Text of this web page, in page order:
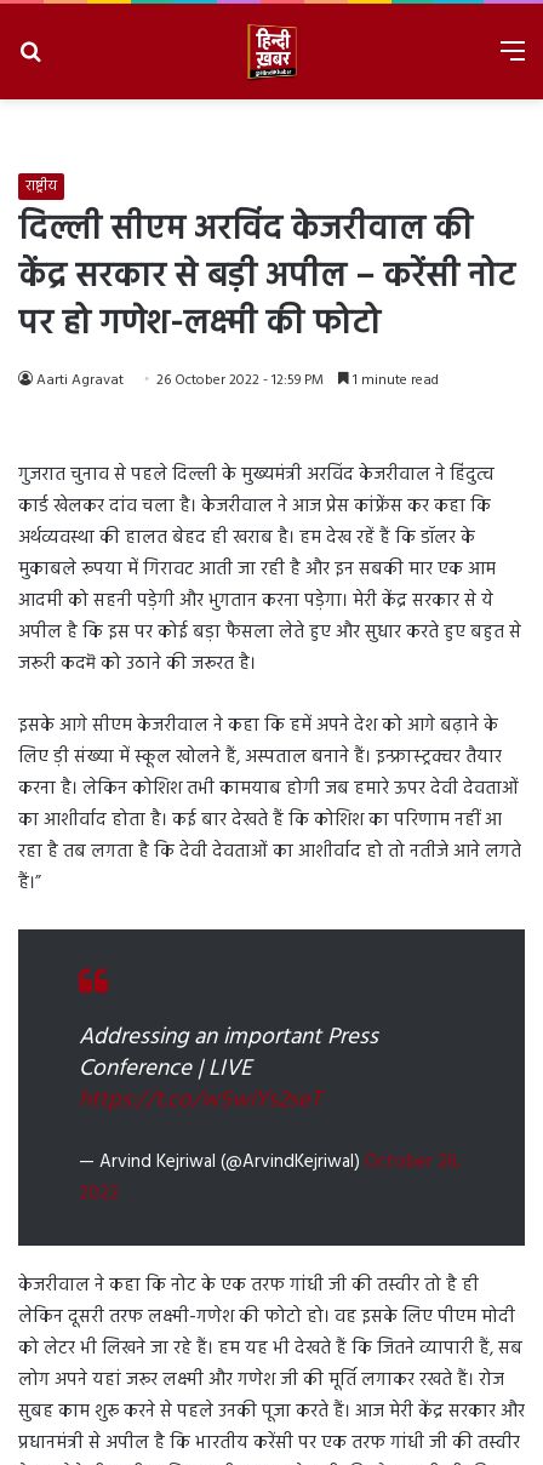
राष्ट्रीय
दिल्ली सीएम अरविंद केजरीवाल की
केंद्र सरकार से बड़ी अपील – करेंसी नोट
पर हो गणेश-लक्ष्मी की फोटो
Aarti Agravat 26 October 2022 - 12:59 PM 1 minute read
गुजरात चुनाव से पहले दिल्ली के मुख्यमंत्री अरविंद केजरीवाल ने हिंदुत्व
कार्ड खेलकर दांव चला है। केजरीवाल ने आज प्रेस कांफ्रेंस कर कहा कि
अर्थव्यवस्था की हालत बेहद ही खराब है। हम देख रहें हैं कि डॉलर के
मुकाबले रूपया में गिरावट आती जा रही है और इन सबकी मार एक आम
आदमी को सहनी पड़ेगी और भुगतान करना पड़ेगा। मेरी केंद्र सरकार से ये
अपील है कि इस पर कोई बड़ा फैसला लेते हुए और सुधार करते हुए बहुत से
जरूरी कदमॆ को उठाने की जरूरत है।
इसके आगे सीएम केजरीवाल ने कहा कि हमें अपने देश को आगे बढ़ाने के
लिए ड़ी संख्या में स्कूल खोलने हैं, अस्पताल बनाने हैं। इन्फ्रास्ट्रक्चर तैयार
करना है। लेकिन कोशिश तभी कामयाब होगी जब हमारे ऊपर देवी देवताओं
का आशीर्वाद होता है। कई बार देखते हैं कि कोशिश का परिणाम नहीं आ
रहा है तब लगता है कि देवी देवताओं का आशीर्वाद हो तो नतीजे आने लगते
हैं।”
Addressing an important Press
Conference | LIVE
https://t.co/w5wiYs2seT
— Arvind Kejriwal (@ArvindKejriwal) October 26,
2022
केजरीवाल ने कहा कि नोट के एक तरफ गांधी जी की तस्वीर तो है ही
लेकिन दूसरी तरफ लक्ष्मी-गणेश की फोटो हो। वह इसके लिए पीएम मोदी
को लेटर भी लिखने जा रहे हैं। हम यह भी देखते हैं कि जितने व्यापारी हैं, सब
लोग अपने यहां जरूर लक्ष्मी और गणेश जी की मूर्ति लगाकर रखते हैं। रोज
सुबह काम शुरू करने से पहले उनकी पूजा करते हैं। आज मेरी केंद्र सरकार और
प्रधानमंत्री से अपील है कि भारतीय करेंसी पर एक तरफ गांधी जी की तस्वीर